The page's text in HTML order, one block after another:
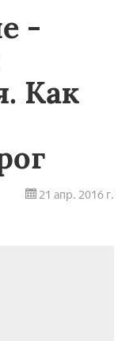
-
Как
21 апр. 2016 г.